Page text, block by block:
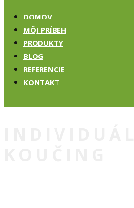
DOMOV
MÔJ PRÍBEH
PRODUKTY
BLOG
REFERENCIE
KONTAKT